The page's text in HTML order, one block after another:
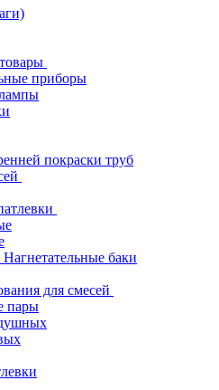
приборы
покраски труб
баки
для смесей
пары